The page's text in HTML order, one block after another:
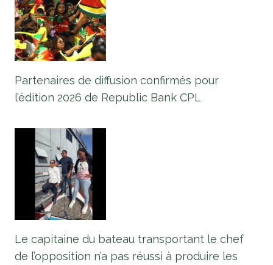
Partenaires de diffusion confirmés pour
l’édition 2026 de Republic Bank CPL
Le capitaine du bateau transportant le chef
de l’opposition n’a pas réussi à produire les